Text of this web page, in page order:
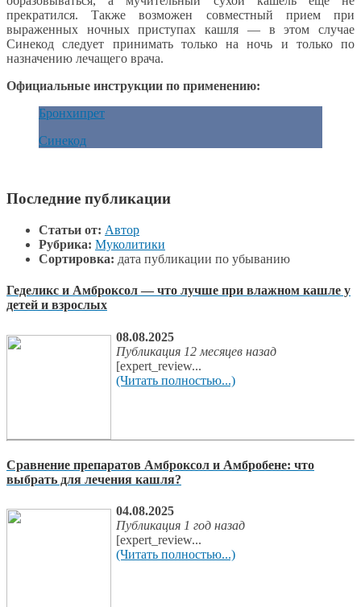
прекратился. Также возможен совместный прием при
выраженных ночных приступах кашля — в этом случае
Синекод следует принимать только на ночь и только по
назначению лечащего врача.
Официальные инструкции по применению:
Бронхипрет
Синекод
Последние публикации
Статьи от: Автор
Рубрика: Муколитики
Сортировка: дата публикации по убыванию
Геделикс и Амброксол — что лучше при влажном кашле у
детей и взрослых
08.08.2025
Публикация 12 месяцев назад
[expert_review...
(Читать полностью...)
Сравнение препаратов Амброксол и Амбробене: что
выбрать для лечения кашля?
04.08.2025
Публикация 1 год назад
[expert_review...
(Читать полностью...)